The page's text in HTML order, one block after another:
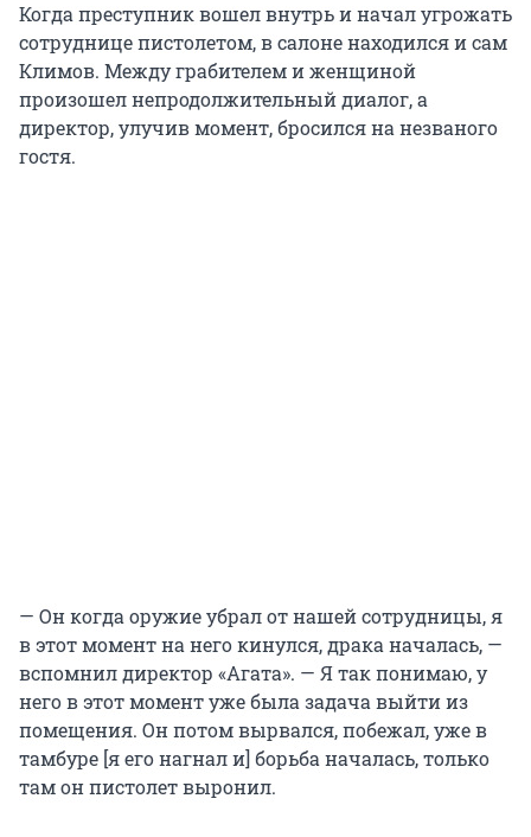
Когда преступник вошел внутрь и начал угрожать
сотруднице пистолетом, в салоне находился и сам
Климов. Между грабителем и женщиной
произошел непродолжительный диалог, а
директор, улучив момент, бросился на незваного
гостя.
— Он когда оружие убрал от нашей сотрудницы, я
в этот момент на него кинулся, драка началась, —
вспомнил директор «Агата». — Я так понимаю, у
него в этот момент уже была задача выйти из
помещения. Он потом вырвался, побежал, уже в
тамбуре [я его нагнал и] борьба началась, только
там он пистолет выронил.